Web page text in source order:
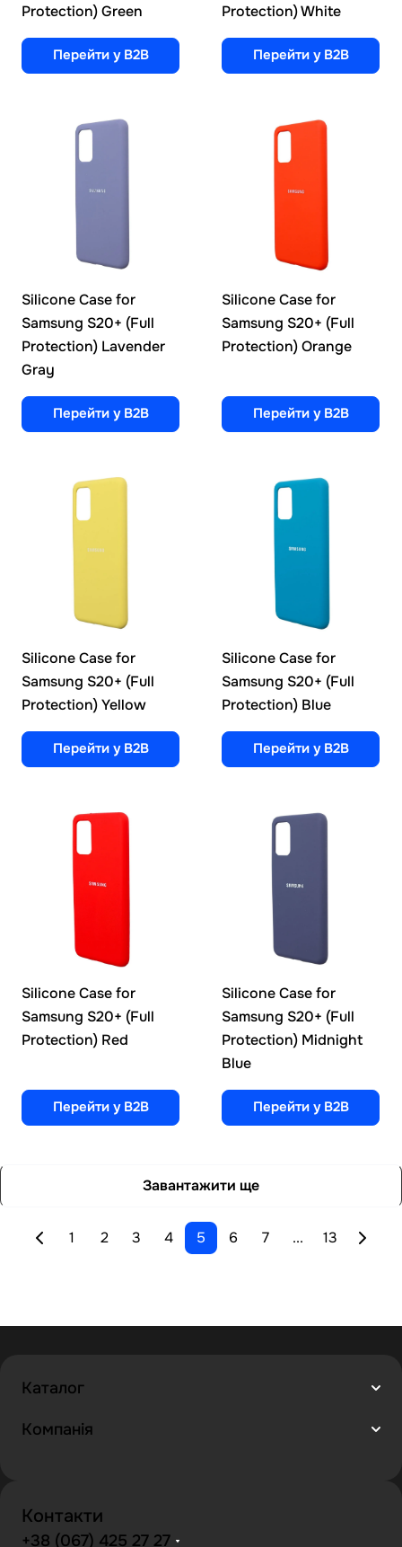
Protection) Green
Перейти у B2B
Protection) White
Перейти у B2B
Silicone Case for
Samsung S20+ (Full
Protection) Lavender
Gray
Перейти у B2B
Silicone Case for
Samsung S20+ (Full
Protection) Orange
Перейти у B2B
Silicone Case for
Samsung S20+ (Full
Protection) Yellow
Перейти у B2B
Silicone Case for
Samsung S20+ (Full
Protection) Blue
Перейти у B2B
Silicone Case for
Samsung S20+ (Full
Protection) Red
Перейти у B2B
Silicone Case for
Samsung S20+ (Full
Protection) Midnight
Blue
Перейти у B2B
Завантажити ще
1 2 3 4 5 6 7 ... 13
Каталог
Компанія
Контакти
+38 (067) 425 27 27